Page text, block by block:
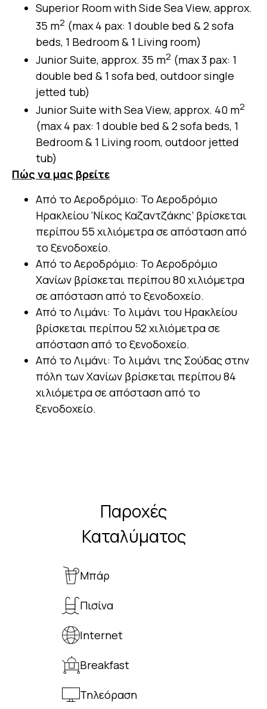
Superior Room with Side Sea View, approx.
35 m2 (max 4 pax: 1 double bed & 2 sofa
beds, 1 Bedroom & 1 Living room)
Junior Suite, approx. 35 m2 (max 3 pax: 1
double bed & 1 sofa bed, outdoor single
jetted tub)
Junior Suite with Sea View, approx. 40 m2
(max 4 pax: 1 double bed & 2 sofa beds, 1
Bedroom & 1 Living room, outdoor jetted
tub)
Πώς να μας βρείτε
Από το Αεροδρόμιο: Το Αεροδρόμιο
Ηρακλείου ‘Νίκος Καζαντζάκης’ βρίσκεται
περίπου 55 χιλιόμετρα σε απόσταση από
το ξενοδοχείο.
Από το Αεροδρόμιο: Το Αεροδρόμιο
Χανίων βρίσκεται περίπου 80 χιλιόμετρα
σε απόσταση από το ξενοδοχείο.
Από το Λιμάνι: Το λιμάνι του Ηρακλείου
βρίσκεται περίπου 52 χιλιόμετρα σε
απόσταση από το ξενοδοχείο.
Από το Λιμάνι: Το λιμάνι της Σούδας στην
πόλη των Χανίων βρίσκεται περίπου 84
χιλιόμετρα σε απόσταση από το
ξενοδοχείο.
Παροχές
Καταλύματος
Μπάρ
Πισίνα
Internet
Breakfast
Τηλεόραση